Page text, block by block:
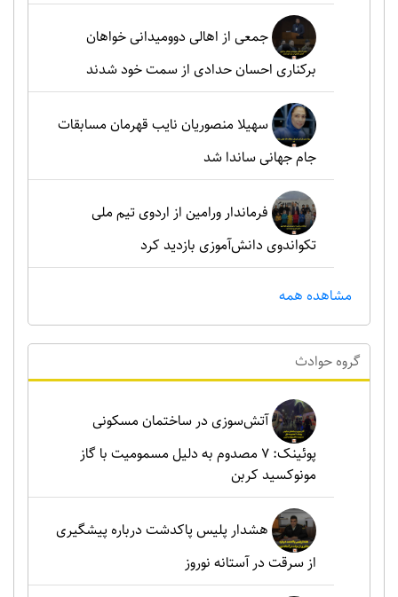
جمعی از اهالی دوومیدانی خواهان
برکناری احسان حدادی از سمت خود شدند
سهیلا منصوریان نایب قهرمان مسابقات
جام جهانی ساندا شد
فرماندار ورامین از اردوی تیم ملی
تکواندوی دانش‌آموزی بازدید کرد
مشاهده همه
گروه حوادث
آتش‌سوزی در ساختمان مسکونی
پوئینک: 7 مصدوم به دلیل مسمومیت با گاز
مونوکسید کربن
هشدار پلیس پاکدشت درباره پیشگیری
از سرقت در آستانه نوروز